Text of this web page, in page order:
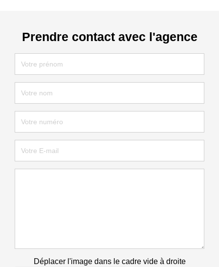
Prendre contact avec l'agence
Déplacer l'image dans le cadre vide à droite